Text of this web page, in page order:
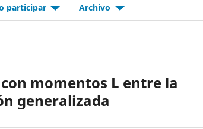
participar Archivo
momentos L entre la
generalizada